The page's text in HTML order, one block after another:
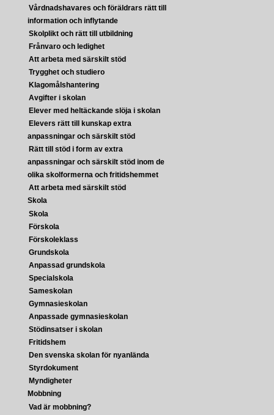
Vårdnadshavares och föräldrars rätt till
information och inflytande
Skolplikt och rätt till utbildning
Frånvaro och ledighet
Att arbeta med särskilt stöd
Trygghet och studiero
Klagomålshantering
Avgifter i skolan
Elever med heltäckande slöja i skolan
Elevers rätt till kunskap extra
anpassningar och särskilt stöd
Rätt till stöd i form av extra
anpassningar och särskilt stöd inom de
olika skolformerna och fritidshemmet
Att arbeta med särskilt stöd
Skola
Skola
Förskola
Förskoleklass
Grundskola
Anpassad grundskola
Specialskola
Sameskolan
Gymnasieskolan
Anpassade gymnasieskolan
Stödinsatser i skolan
Fritidshem
Den svenska skolan för nyanlända
Styrdokument
Myndigheter
Mobbning
Vad är mobbning?